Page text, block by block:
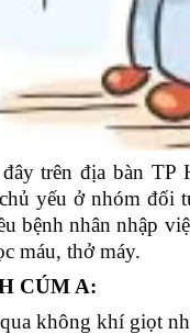
trên địa bàn
yếu ở nhóm
bệnh nhân nhập
máu, thở máy.
CÚM A:
không khí giọt